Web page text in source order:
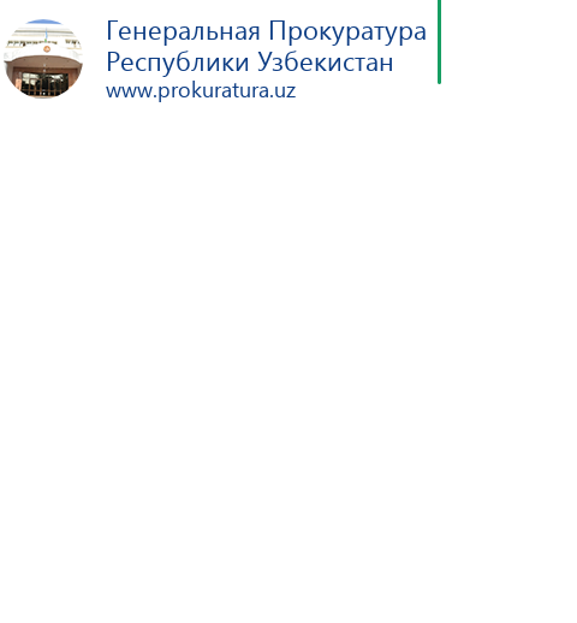
Генеральная Прокуратура
Республики Узбекистан
www.prokuratura.uz